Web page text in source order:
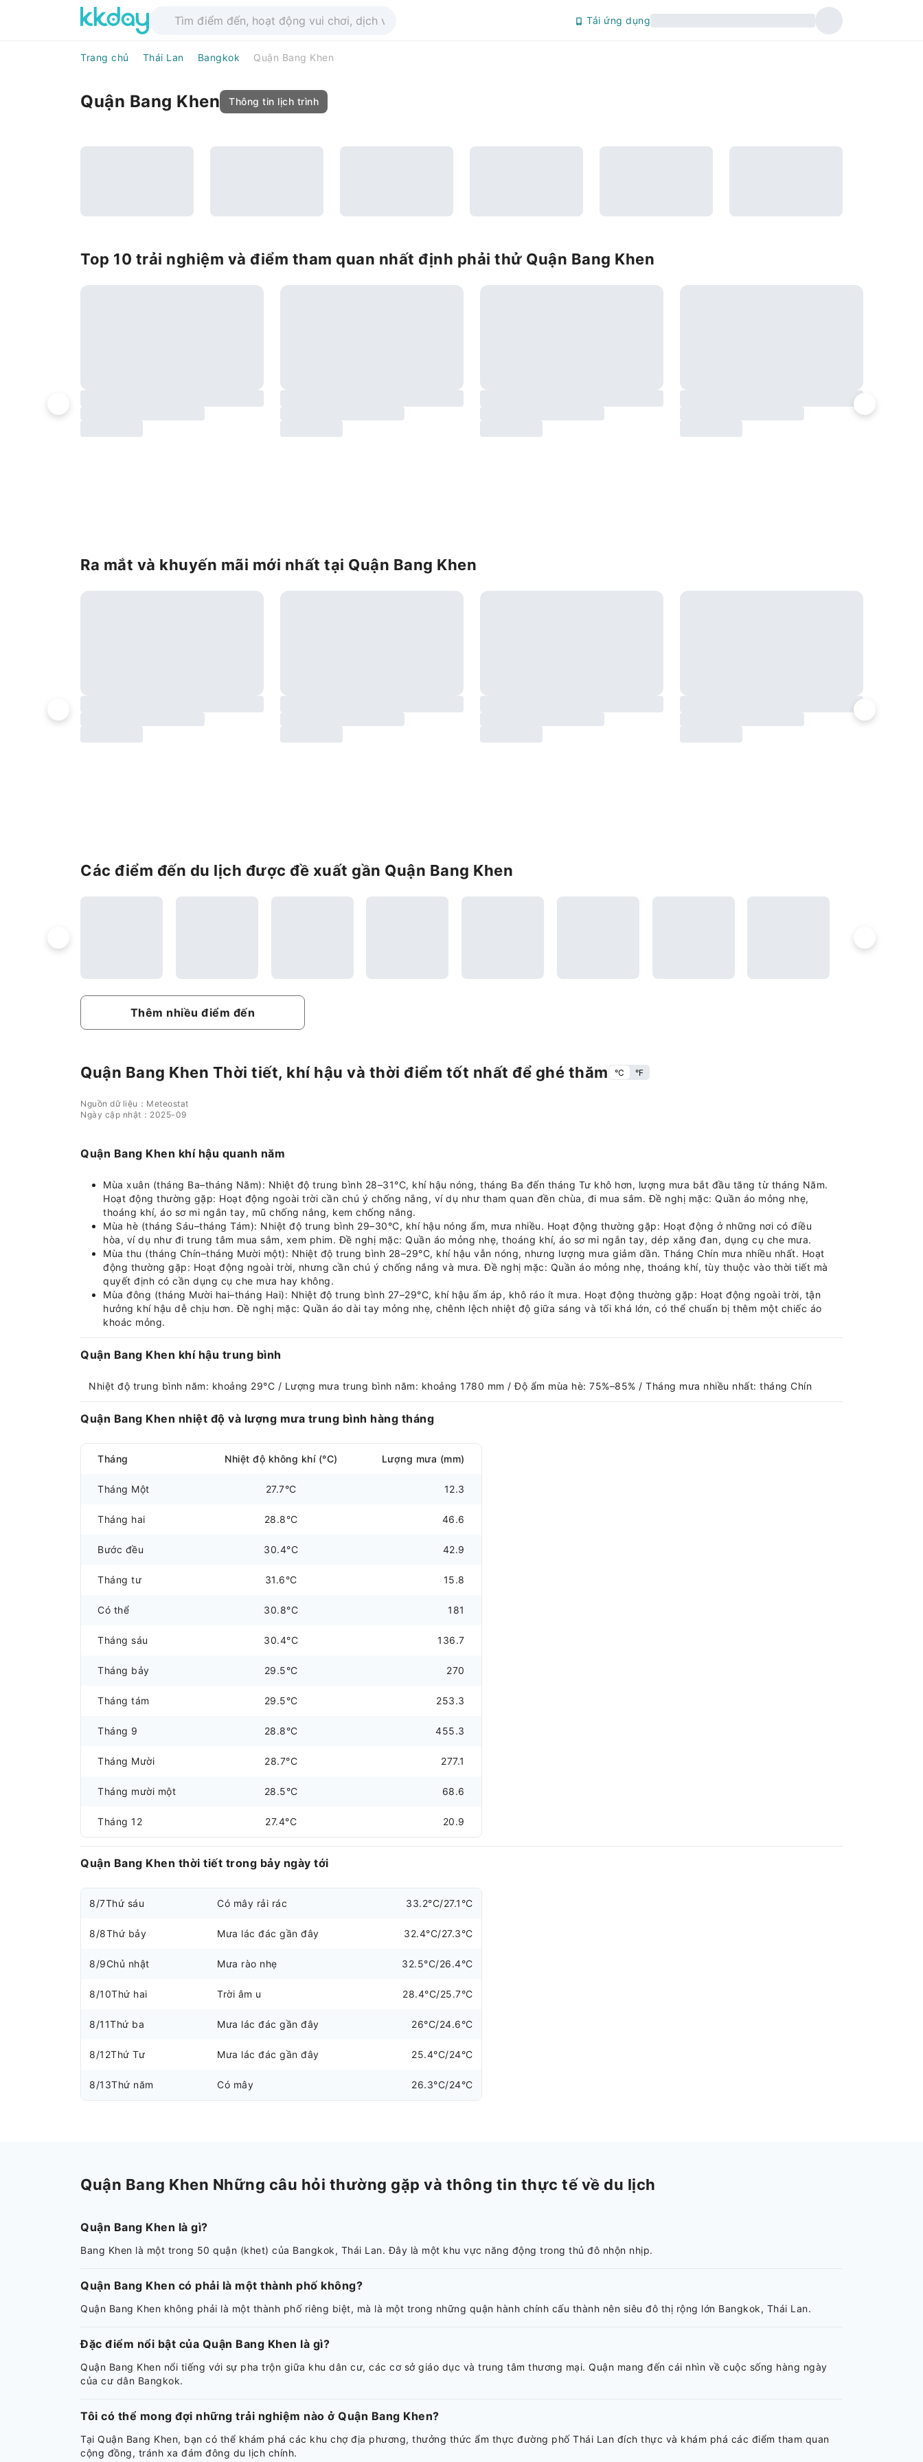
Tải ứng dụng
Trang chủ Thái Lan Bangkok Quận Bang Khen
Quận Bang Khen Thông tin lịch trình
Top 10 trải nghiệm và điểm tham quan nhất định phải thử Quận Bang Khen
Ra mắt và khuyến mãi mới nhất tại Quận Bang Khen
Các điểm đến du lịch được đề xuất gần Quận Bang Khen
Thêm nhiều điểm đến
Quận Bang Khen Thời tiết, khí hậu và thời điểm tốt nhất để ghé thăm °C °F
Nguồn dữ liệu：Meteostat
Ngày cập nhật：2025-09
Quận Bang Khen khí hậu quanh năm
Mùa xuân (tháng Ba–tháng Năm): Nhiệt độ trung bình 28–31°C, khí hậu nóng, tháng Ba đến tháng Tư khô hơn, lượng mưa bắt đầu tăng từ tháng Năm.
Hoạt động thường gặp: Hoạt động ngoài trời cần chú ý chống nắng, ví dụ như tham quan đền chùa, đi mua sắm. Đề nghị mặc: Quần áo mỏng nhẹ,
thoáng khí, áo sơ mi ngắn tay, mũ chống nắng, kem chống nắng.
Mùa hè (tháng Sáu–tháng Tám): Nhiệt độ trung bình 29–30°C, khí hậu nóng ẩm, mưa nhiều. Hoạt động thường gặp: Hoạt động ở những nơi có điều
hòa, ví dụ như đi trung tâm mua sắm, xem phim. Đề nghị mặc: Quần áo mỏng nhẹ, thoáng khí, áo sơ mi ngắn tay, dép xăng đan, dụng cụ che mưa.
Mùa thu (tháng Chín–tháng Mười một): Nhiệt độ trung bình 28–29°C, khí hậu vẫn nóng, nhưng lượng mưa giảm dần. Tháng Chín mưa nhiều nhất. Hoạt
động thường gặp: Hoạt động ngoài trời, nhưng cần chú ý chống nắng và mưa. Đề nghị mặc: Quần áo mỏng nhẹ, thoáng khí, tùy thuộc vào thời tiết mà
quyết định có cần dụng cụ che mưa hay không.
Mùa đông (tháng Mười hai–tháng Hai): Nhiệt độ trung bình 27–29°C, khí hậu ấm áp, khô ráo ít mưa. Hoạt động thường gặp: Hoạt động ngoài trời, tận
hưởng khí hậu dễ chịu hơn. Đề nghị mặc: Quần áo dài tay mỏng nhẹ, chênh lệch nhiệt độ giữa sáng và tối khá lớn, có thể chuẩn bị thêm một chiếc áo
khoác mỏng.
Quận Bang Khen khí hậu trung bình
Nhiệt độ trung bình năm: khoảng 29°C / Lượng mưa trung bình năm: khoảng 1780 mm / Độ ẩm mùa hè: 75%–85% / Tháng mưa nhiều nhất: tháng Chín
Quận Bang Khen nhiệt độ và lượng mưa trung bình hàng tháng
Tháng Nhiệt độ không khí (°C) Lượng mưa (mm)
Tháng Một 27.7°C 12.3
Tháng hai 28.8°C 46.6
Bước đều 30.4°C 42.9
Tháng tư 31.6°C 15.8
Có thể 30.8°C 181
Tháng sáu 30.4°C 136.7
Tháng bảy 29.5°C 270
Tháng tám 29.5°C 253.3
Tháng 9 28.8°C 455.3
Tháng Mười 28.7°C 277.1
Tháng mười một 28.5°C 68.6
Tháng 12 27.4°C 20.9
Quận Bang Khen thời tiết trong bảy ngày tới
8/7Thứ sáu Có mây rải rác 33.2°C/27.1°C
8/8Thứ bảy Mưa lác đác gần đây 32.4°C/27.3°C
8/9Chủ nhật Mưa rào nhẹ 32.5°C/26.4°C
8/10Thứ hai Trời âm u 28.4°C/25.7°C
8/11Thứ ba Mưa lác đác gần đây 26°C/24.6°C
8/12Thứ Tư Mưa lác đác gần đây 25.4°C/24°C
8/13Thứ năm Có mây 26.3°C/24°C
Quận Bang Khen Những câu hỏi thường gặp và thông tin thực tế về du lịch
Quận Bang Khen là gì?
Bang Khen là một trong 50 quận (khet) của Bangkok, Thái Lan. Đây là một khu vực năng động trong thủ đô nhộn nhịp.
Quận Bang Khen có phải là một thành phố không?
Quận Bang Khen không phải là một thành phố riêng biệt, mà là một trong những quận hành chính cấu thành nên siêu đô thị rộng lớn Bangkok, Thái Lan.
Đặc điểm nổi bật của Quận Bang Khen là gì?
Quận Bang Khen nổi tiếng với sự pha trộn giữa khu dân cư, các cơ sở giáo dục và trung tâm thương mại. Quận mang đến cái nhìn về cuộc sống hàng ngày
của cư dân Bangkok.
Tôi có thể mong đợi những trải nghiệm nào ở Quận Bang Khen?
Tại Quận Bang Khen, bạn có thể khám phá các khu chợ địa phương, thưởng thức ẩm thực đường phố Thái Lan đích thực và khám phá các điểm tham quan
cộng đồng, tránh xa đám đông du lịch chính.